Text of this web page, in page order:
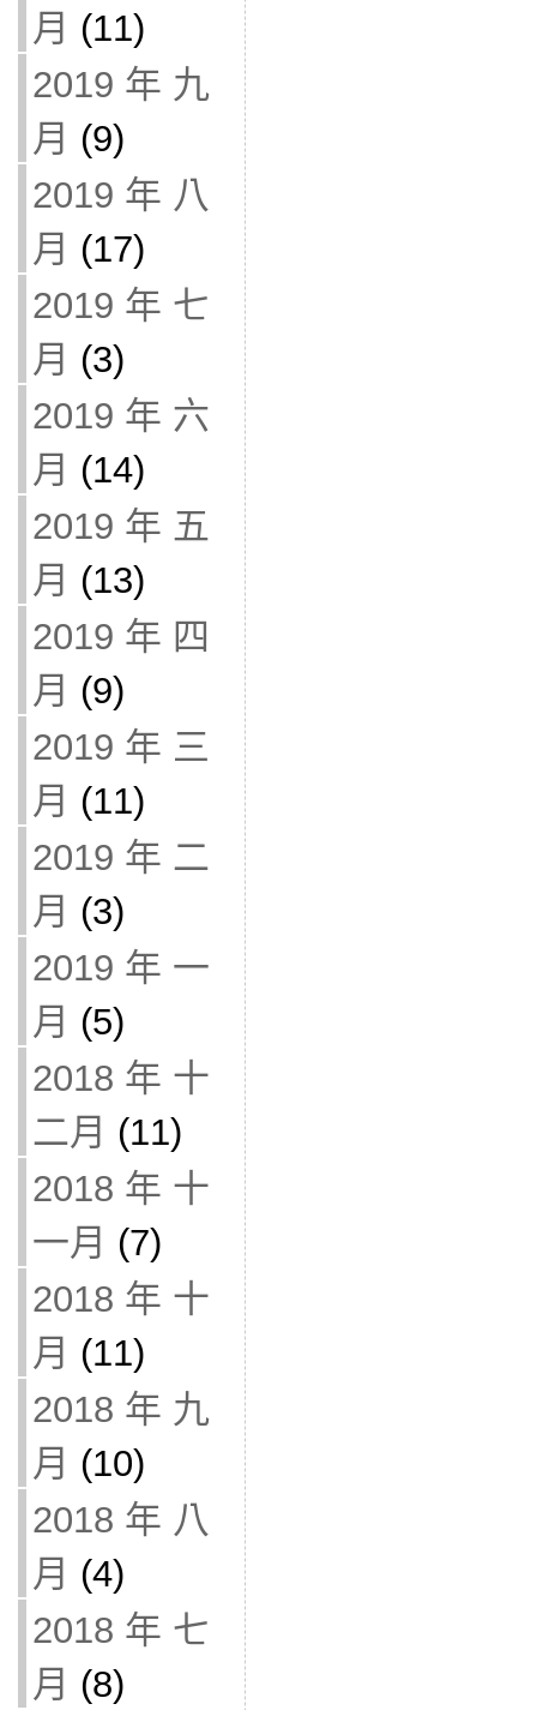
月 (11)
2019 年 九
月 (9)
2019 年 八
月 (17)
2019 年 七
月 (3)
2019 年 六
月 (14)
2019 年 五
月 (13)
2019 年 四
月 (9)
2019 年 三
月 (11)
2019 年 二
月 (3)
2019 年 一
月 (5)
2018 年 十
二月 (11)
2018 年 十
一月 (7)
2018 年 十
月 (11)
2018 年 九
月 (10)
2018 年 八
月 (4)
2018 年 七
月 (8)